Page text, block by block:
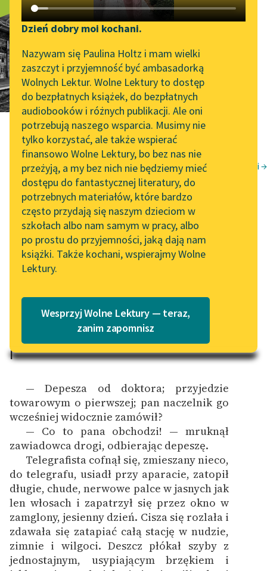
Katalog DAISY
Podkasty o książkach
Zgłoś brak utworu
Aktualności
„Prokurator Alicja Horn”
do słuchania
Byliśmy częścią AI Impact
Lab
Zapraszamy na spotkanie
online z tłumaczkami
literatury skandynawskiej
Spotkanie z Katarzyną
Tunkiel w Oslo
102. lata temu zmarł
Joseph Conrad
Lektury szkolne i klasyka
literatury do słuchania dla
uczennic i uczniów z
E-kolekcja lektur
szkolnych i literatury do
słuchania dla uczennic i
uczniów z
niepełnosprawnościami
Feministyczne inspiracje.
Popularyzacja
skandynawskiej literatury
feministycznej
Ręce pełne poezji
Kolekcje edukacyjne
Narzędzia
Mapa Wolnych Lektur
Leśmianator
Przewodnik dla piszących i
czytających
API
OAI-PMH
Widget Wolnych Lektur
Przypisy
Katalog w formacie PDF
Dzień dobry moi kochani.
Nazywam się Paulina Holtz i mam wielki
zaszczyt i przyjemność być ambasadorką
Wolnych Lektur. Wolne Lektury to dostęp
do bezpłatnych książek, do bezpłatnych
audiobooków i różnych publikacji. Ale oni
potrzebują naszego wsparcia. Musimy nie
tylko korzystać, ale także wspierać
finansowo Wolne Lektury, bo bez nas nie
przeżyją, a my bez nich nie będziemy mieć
dostępu do fantastycznej literatury, do
potrzebnych materiałów, które bardzo
często przydają się naszym dzieciom w
szkołach albo nam samym w pracy, albo
po prostu do przyjemności, jaką dają nam
książki. Także kochani, wspierajmy Wolne
Lektury.
Wesprzyj Wolne Lektury — teraz,
zanim zapomnisz
Fermenty, tom
pierwszy
Fermenty, tom drugi →
Władysław Stanisław Reymont
Fermenty
Tom pierwszy
I
— Depesza od doktora; przyjedzie
towarowym o pierwszej; pan naczelnik go
wcześniej widocznie zamówił?
— Co to pana obchodzi! — mruknął
zawiadowca drogi, odbierając depeszę.
Telegrafista cofnął się, zmieszany nieco,
do telegrafu, usiadł przy aparacie, zatopił
długie, chude, nerwowe palce w jasnych jak
len włosach i zapatrzył się przez okno w
zamglony, jesienny dzień. Cisza się rozlała i
zdawała się zatapiać całą stację w nudzie,
zimnie i wilgoci. Deszcz płókał szyby z
jednostajnym, usypiającym brzękiem i